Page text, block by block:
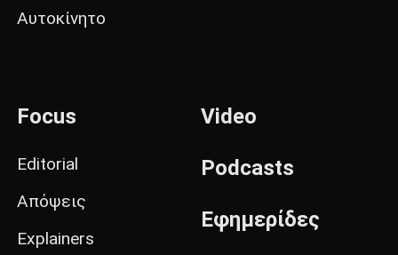
Αυτοκίνητο
Focus
Editorial
Απόψεις
Explainers
Video
Podcasts
Εφημερίδες